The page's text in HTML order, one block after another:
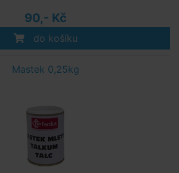
90,- Kč
do košíku
Mastek 0,25kg